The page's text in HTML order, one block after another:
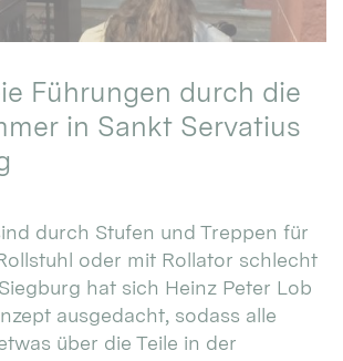
Führungen durch die
in Sankt Servatius
durch Stufen und Treppen für
oder mit Rollator schlecht
hat sich Heinz Peter Lob
ausgedacht, sodass alle
über die Teile in der